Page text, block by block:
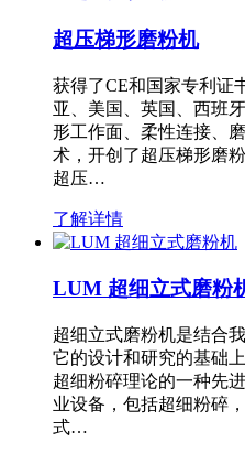
超压梯形磨粉机
获得了CE和国家专利证
亚、美国、英国、西班
形工作面、柔性连接、
术，开创了超压梯形磨
超压…
了解详情
LUM 超细立式磨粉
超细立式磨粉机是结合
它的设计和研究的基础
超细粉碎理论的一种先
业设备，包括超细粉碎
式…